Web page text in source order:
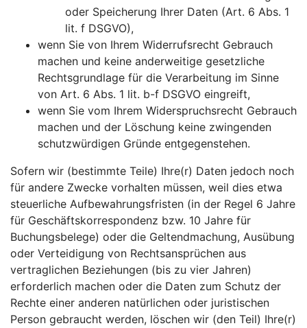
oder Speicherung Ihrer Daten (Art. 6 Abs. 1
lit. f DSGVO),
wenn Sie von Ihrem Widerrufsrecht Gebrauch
machen und keine anderweitige gesetzliche
Rechtsgrundlage für die Verarbeitung im Sinne
von Art. 6 Abs. 1 lit. b-f DSGVO eingreift,
wenn Sie vom Ihrem Widerspruchsrecht Gebrauch
machen und der Löschung keine zwingenden
schutzwürdigen Gründe entgegenstehen.
Sofern wir (bestimmte Teile) Ihre(r) Daten jedoch noch
für andere Zwecke vorhalten müssen, weil dies etwa
steuerliche Aufbewahrungsfristen (in der Regel 6 Jahre
für Geschäftskorrespondenz bzw. 10 Jahre für
Buchungsbelege) oder die Geltendmachung, Ausübung
oder Verteidigung von Rechtsansprüchen aus
vertraglichen Beziehungen (bis zu vier Jahren)
erforderlich machen oder die Daten zum Schutz der
Rechte einer anderen natürlichen oder juristischen
Person gebraucht werden, löschen wir (den Teil) Ihre(r)